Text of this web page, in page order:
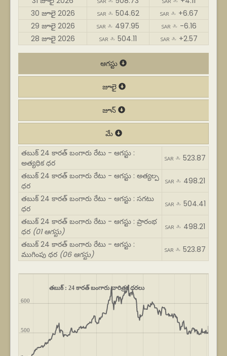
30 జూలై 2026
SAR ﷼ 504.62 SAR ﷼ +6.67
29 జూలై 2026
SAR ﷼ 497.95 SAR ﷼ -6.16
28 జూలై 2026
SAR ﷼ 504.11 SAR ﷼ +2.57
ఆగస్టు
జూలై
జూన్
మే
తబుక్ 24 కారత్ బంగారు రేటు - ఆగస్టు :
అత్యధిక ధర
SAR ﷼ 523.87
తబుక్ 24 కారత్ బంగారు రేటు - ఆగస్టు : అత్యల్ప
ధర
SAR ﷼ 498.21
తబుక్ 24 కారత్ బంగారు రేటు - ఆగస్టు : సగటు
ధర
SAR ﷼ 504.41
తబుక్ 24 కారత్ బంగారు రేటు - ఆగస్టు : ప్రారంభ
ధర (01 ఆగస్టు) SAR ﷼ 498.21
తబుక్ 24 కారత్ బంగారు రేటు - ఆగస్టు :
ముగింపు ధర (06 ఆగస్టు) SAR ﷼ 523.87
తబుక్ : 24 కారత్ బంగారు చారిత్రక ధరలు
500
600